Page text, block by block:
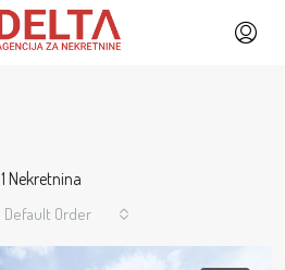
1 Nekretnina
Default Order